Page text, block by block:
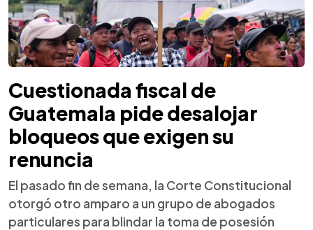
Cuestionada fiscal de
Guatemala pide desalojar
bloqueos que exigen su
renuncia
El pasado fin de semana, la Corte Constitucional
otorgó otro amparo a un grupo de abogados
particulares para blindar la toma de posesión